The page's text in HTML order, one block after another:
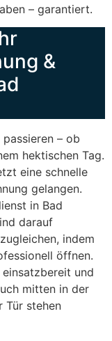
– garantiert.
&
– ob
hektischen Tag.
eine schnelle
gelangen.
in Bad
darauf
indem
öffnen.
und
mitten in der
Tür stehen